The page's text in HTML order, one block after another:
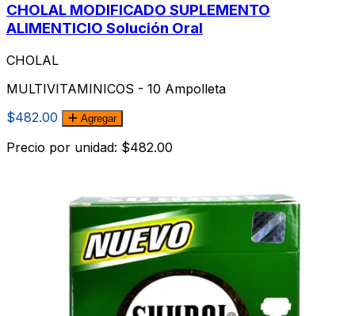
CHOLAL MODIFICADO SUPLEMENTO
ALIMENTICIO Solución Oral
CHOLAL
MULTIVITAMINICOS - 10 Ampolleta
$482.00
Agregar
Precio por unidad: $482.00